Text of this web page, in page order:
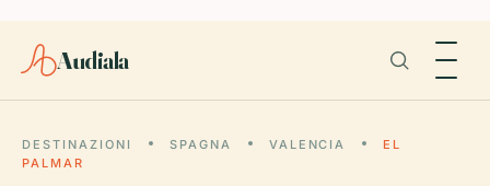
Audiala
DESTINAZIONI SPAGNA VALENCIA
EL
PALMAR